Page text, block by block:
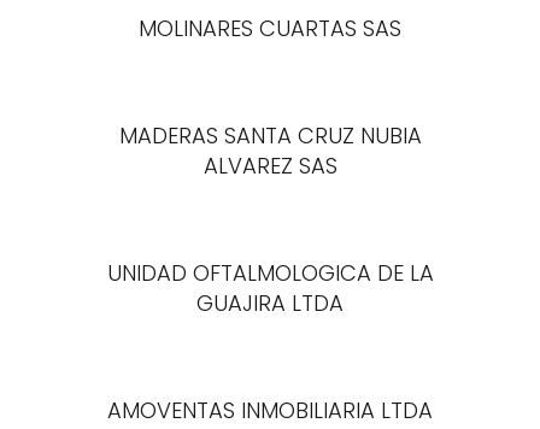
MOLINARES CUARTAS SAS
MADERAS SANTA CRUZ NUBIA
ALVAREZ SAS
UNIDAD OFTALMOLOGICA DE LA
GUAJIRA LTDA
AMOVENTAS INMOBILIARIA LTDA